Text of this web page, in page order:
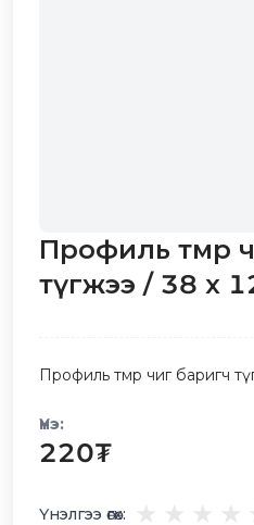
Профиль төмөр
түгжээ / 38 х
Профиль төмөр чиг баригч
Үнэ:
220₮
Үнэлгээ өгөх: